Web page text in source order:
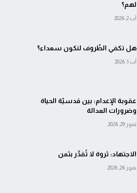
لهم؟
آب 2, 2026
هل تكفي الظّروف لنكون سعداء؟
آب 1, 2026
عقوبة الإعدام: بين قدسيّة الحياة
وضرورات العدالة
تموز 29, 2026
الاجتهاد: ثروة لا تُقدَّر بثمن
تموز 26, 2026